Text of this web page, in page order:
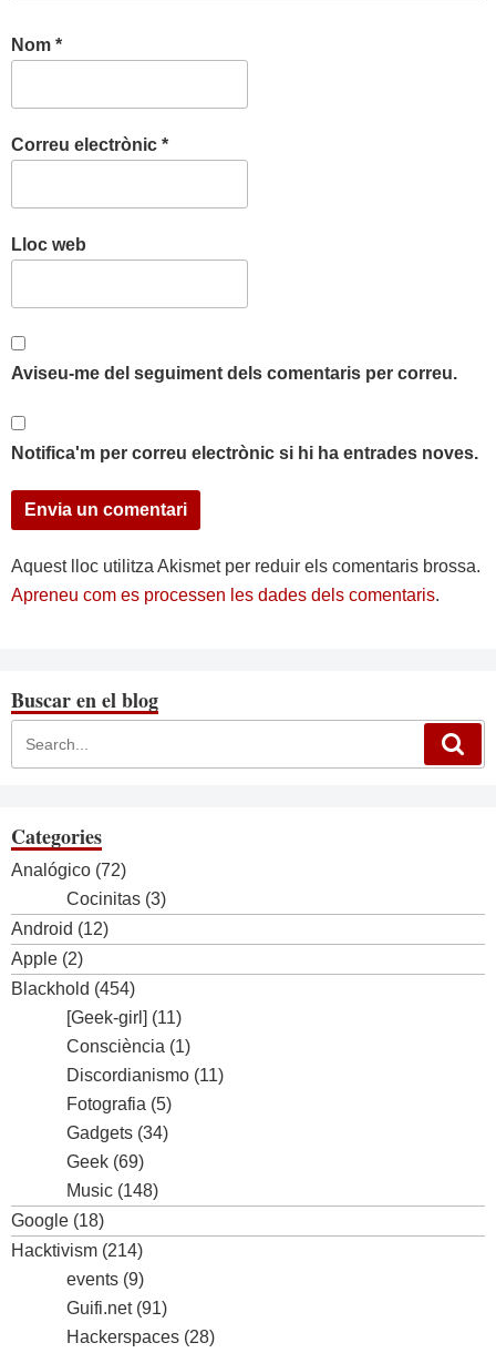
Nom *
Correu electrònic *
Lloc web
Aviseu-me del seguiment dels comentaris per correu.
Notifica'm per correu electrònic si hi ha entrades noves.
Aquest lloc utilitza Akismet per reduir els comentaris brossa.
Apreneu com es processen les dades dels comentaris.
Buscar en el blog
Categories
Analógico (72)
Cocinitas (3)
Android (12)
Apple (2)
Blackhold (454)
[Geek-girl] (11)
Consciència (1)
Discordianismo (11)
Fotografia (5)
Gadgets (34)
Geek (69)
Music (148)
Google (18)
Hacktivism (214)
events (9)
Guifi.net(91)
Hackerspaces (28)